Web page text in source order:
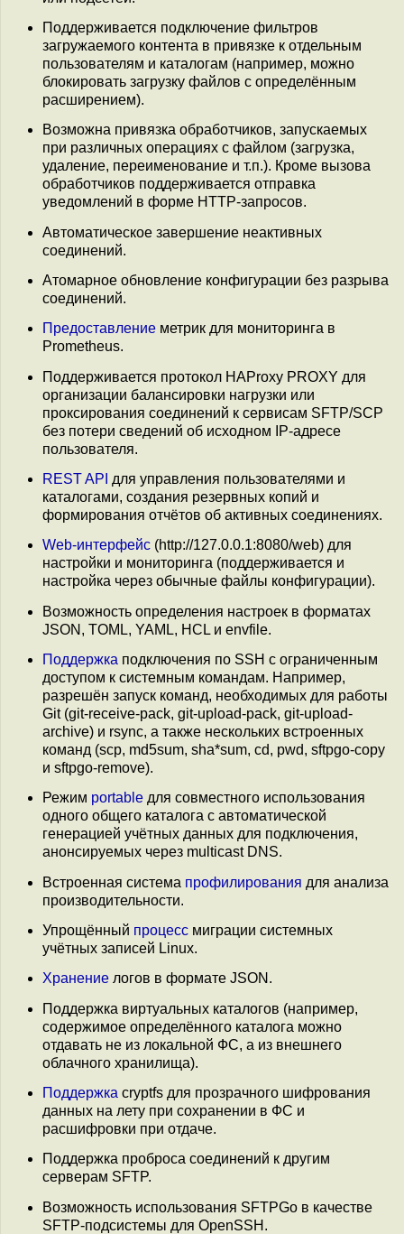
Поддерживается подключение фильтров
загружаемого контента в привязке к отдельным
пользователям и каталогам (например, можно
блокировать загрузку файлов с определённым
расширением).
Возможна привязка обработчиков, запускаемых
при различных операциях с файлом (загрузка,
удаление, переименование и т.п.). Кроме вызова
обработчиков поддерживается отправка
уведомлений в форме HTTP-запросов.
Автоматическое завершение неактивных
соединений.
Атомарное обновление конфигурации без разрыва
соединений.
Предоставление метрик для мониторинга в
Prometheus.
Поддерживается протокол HAProxy PROXY для
организации балансировки нагрузки или
проксирования соединений к сервисам SFTP/SCP
без потери сведений об исходном IP-адресе
пользователя.
REST API для управления пользователями и
каталогами, создания резервных копий и
формирования отчётов об активных соединениях.
Web-интерфейс (http://127.0.0.1:8080/web) для
настройки и мониторинга (поддерживается и
настройка через обычные файлы конфигурации).
Возможность определения настроек в форматах
JSON, TOML, YAML, HCL и envfile.
Поддержка подключения по SSH с ограниченным
доступом к системным командам. Например,
разрешён запуск команд, необходимых для работы
Git (git-receive-pack, git-upload-pack, git-upload-
archive) и rsync, а также нескольких встроенных
команд (scp, md5sum, sha*sum, cd, pwd, sftpgo-copy
и sftpgo-remove).
Режим portable для совместного использования
одного общего каталога с автоматической
генерацией учётных данных для подключения,
анонсируемых через multicast DNS.
Встроенная система профилирования для анализа
производительности.
Упрощённый процесс миграции системных
учётных записей Linux.
Хранение логов в формате JSON.
Поддержка виртуальных каталогов (например,
содержимое определённого каталога можно
отдавать не из локальной ФС, а из внешнего
облачного хранилища).
Поддержка cryptfs для прозрачного шифрования
данных на лету при сохранении в ФС и
расшифровки при отдаче.
Поддержка проброса соединений к другим
серверам SFTP.
Возможность использования SFTPGo в качестве
SFTP-подсистемы для OpenSSH.